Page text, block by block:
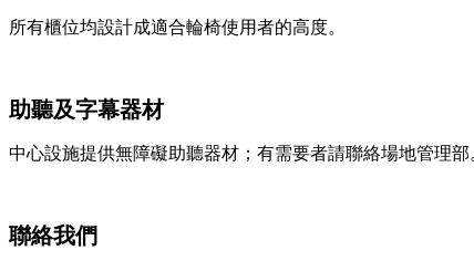
所有櫃位均設計成適合輪椅使用者的高度。
助聽及字幕器材
中心設施提供無障礙助聽器材；有需要者請聯絡場地管理部
聯絡我們